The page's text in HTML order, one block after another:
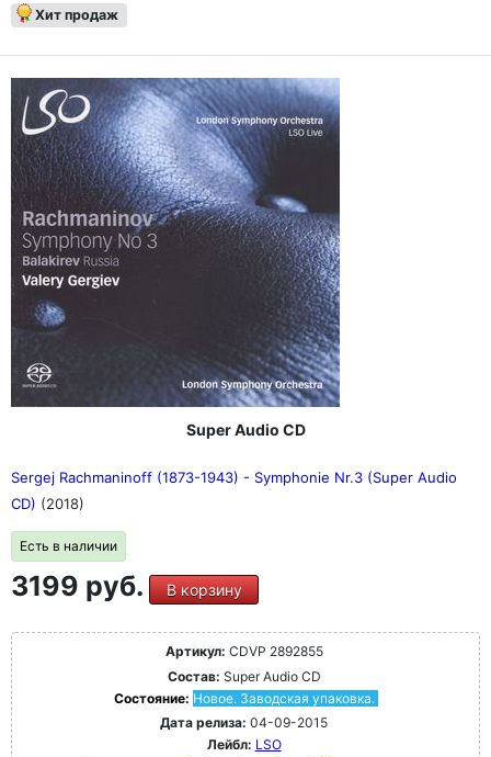
Хит продаж
Super Audio CD
Sergej Rachmaninoff (1873-1943) - Symphonie Nr.3 (Super Audio
CD) (2018)
Есть в наличии
3199 руб. В корзину
Артикул: CDVP 2892855
Состав: Super Audio CD
Состояние: Новое. Заводская упаковка.
Дата релиза: 04-09-2015
Лейбл: LSO